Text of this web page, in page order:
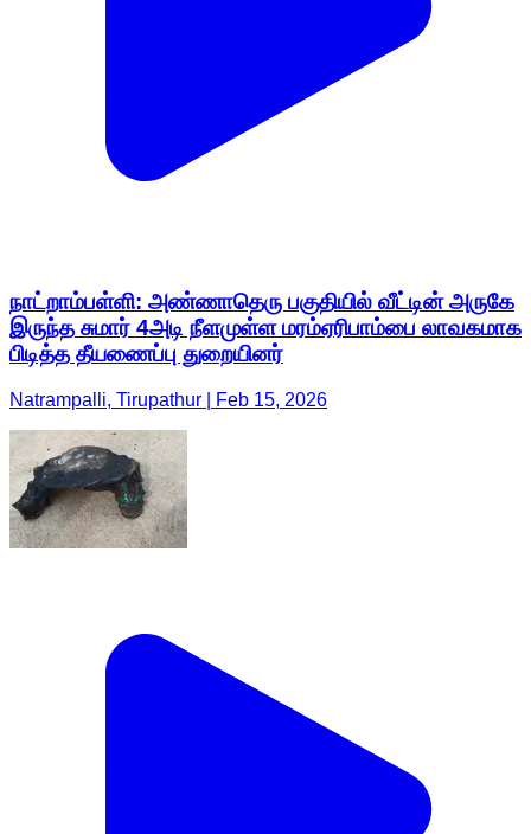
நாட்றாம்பள்ளி: அண்ணாதெரு பகுதியில் வீட்டின் அருகே
இருந்த சுமார் 4அடி நீளமுள்ள மரம்ஏரிபாம்பை லாவகமாக
பிடித்த தீயணைப்பு துறையினர்
Natrampalli, Tirupathur | Feb 15, 2026